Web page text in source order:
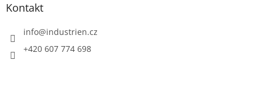
Kontakt
info@industrien.cz
+420 607 774 698